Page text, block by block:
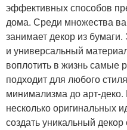
эффективных способов
дома. Среди множества
занимает декор из
и универсальный
воплотить в жизнь самые
подходит для любого
минимализма до арт-
несколько оригинальных
создать уникальный декор